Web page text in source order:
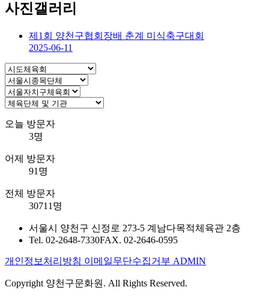
사진갤러리
제1회 양천구협회장배 춘계 미식축구대회
2025-06-11
오늘 방문자
3명
어제 방문자
91명
전체 방문자
30711명
서울시 양천구 신정로 273-5 계남다목적체육관 2층
Tel. 02-2648-7330FAX. 02-2646-0595
개인정보처리방침 이메일무단수집거부 ADMIN
Copyright 양천구문화원. All Rights Reserved.